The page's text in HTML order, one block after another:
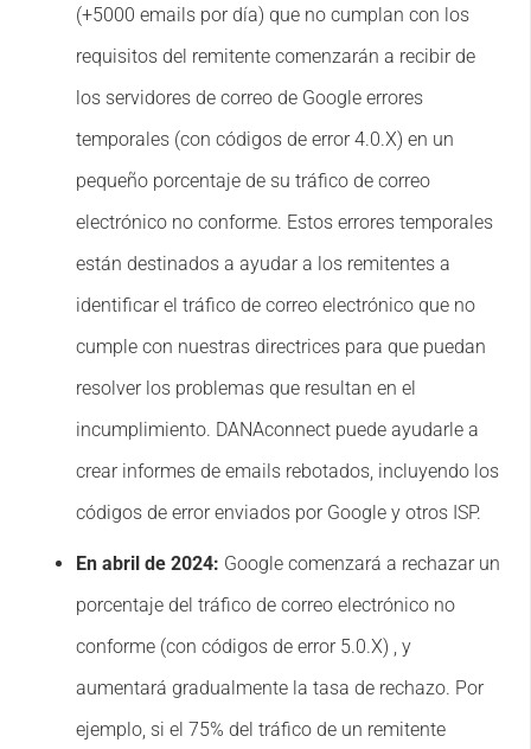
(+5000 emails por día) que no cumplan con los
requisitos del remitente comenzarán a recibir de
los servidores de correo de Google errores
temporales (con códigos de error 4.0.X) en un
pequeño porcentaje de su tráfico de correo
electrónico no conforme. Estos errores temporales
están destinados a ayudar a los remitentes a
identificar el tráfico de correo electrónico que no
cumple con nuestras directrices para que puedan
resolver los problemas que resultan en el
incumplimiento. DANAconnect puede ayudarle a
crear informes de emails rebotados, incluyendo los
códigos de error enviados por Google y otros ISP.
En abril de 2024: Google comenzará a rechazar un
porcentaje del tráfico de correo electrónico no
conforme (con códigos de error 5.0.X) , y
aumentará gradualmente la tasa de rechazo. Por
ejemplo, si el 75% del tráfico de un remitente